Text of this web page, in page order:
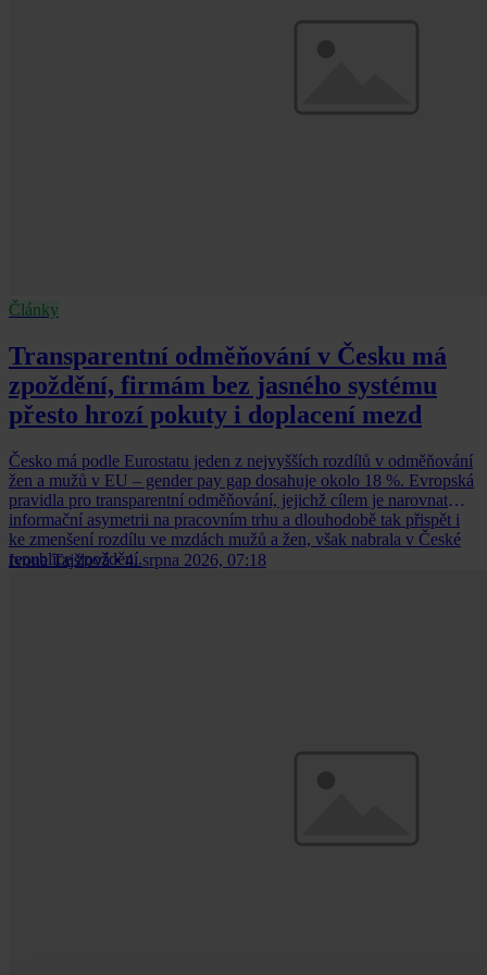
Články
Transparentní odměňování v Česku má
zpoždění, firmám bez jasného systému
přesto hrozí pokuty i doplacení mezd
Česko má podle Eurostatu jeden z nejvyšších rozdílů v odměňování
žen a mužů v EU – gender pay gap dosahuje okolo 18 %. Evropská
pravidla pro transparentní odměňování, jejichž cílem je narovnat
informační asymetrii na pracovním trhu a dlouhodobě tak přispět i
ke zmenšení rozdílu ve mzdách mužů a žen, však nabrala v České
republice zpoždění.
Ivona Tajšlová • 4. srpna 2026, 07:18